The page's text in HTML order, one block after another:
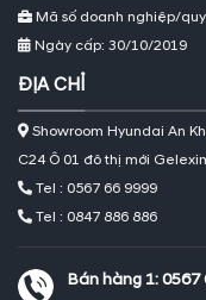
Mã số doanh nghiệp/
Ngày cấp: 30/10/2019
ĐỊA CHỈ
Showroom Hyundai An
C24 Ô 01 đô thị mới
Tel : 0567 66 9999
Tel : 0847 886 886
Bán hàng 1:0567